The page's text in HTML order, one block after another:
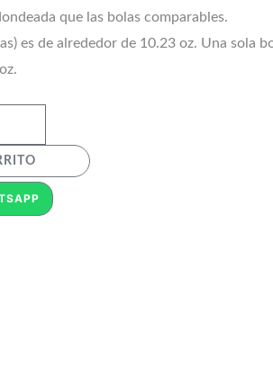
que las bolas comparables.
es de alrededor de 10.23 oz. Una sola